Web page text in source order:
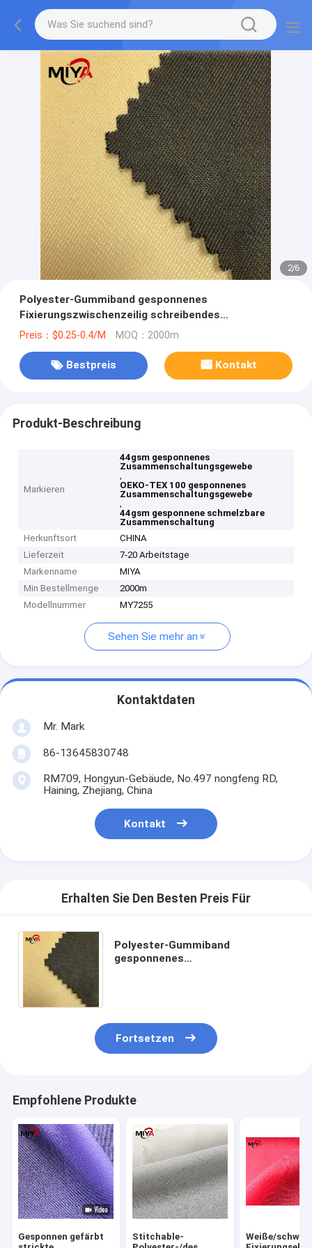
2/6
Polyester-Gummiband gesponnenes
Fixierungszwischenzeilig schreibendes
wasserdichtes klebendes Gewebe 100%
Preis：$0.25-0.4/M MOQ：2000m
Bestpreis Kontakt
Produkt-Beschreibung
Markieren
44gsm gesponnenes
Zusammenschaltungsgewebe
,
OEKO-TEX 100 gesponnenes
Zusammenschaltungsgewebe
,
44gsm gesponnene schmelzbare
Zusammenschaltung
Herkunftsort
CHINA
Lieferzeit
7-20 Arbeitstage
Markenname
MIYA
Min Bestellmenge
2000m
Modellnummer
MY7255
Sehen Sie mehr an
Kontaktdaten
Mr. Mark
86-13645830748
RM709, Hongyun-Gebäude, No.497 nongfeng RD,
Haining, Zhejiang, China
Kontakt
Erhalten Sie Den Besten Preis Für
Polyester-Gummiband
gesponnenes
Fortsetzen
Empfohlene Produkte
Gesponnen gefärbt
Stitchable-
Weiße/